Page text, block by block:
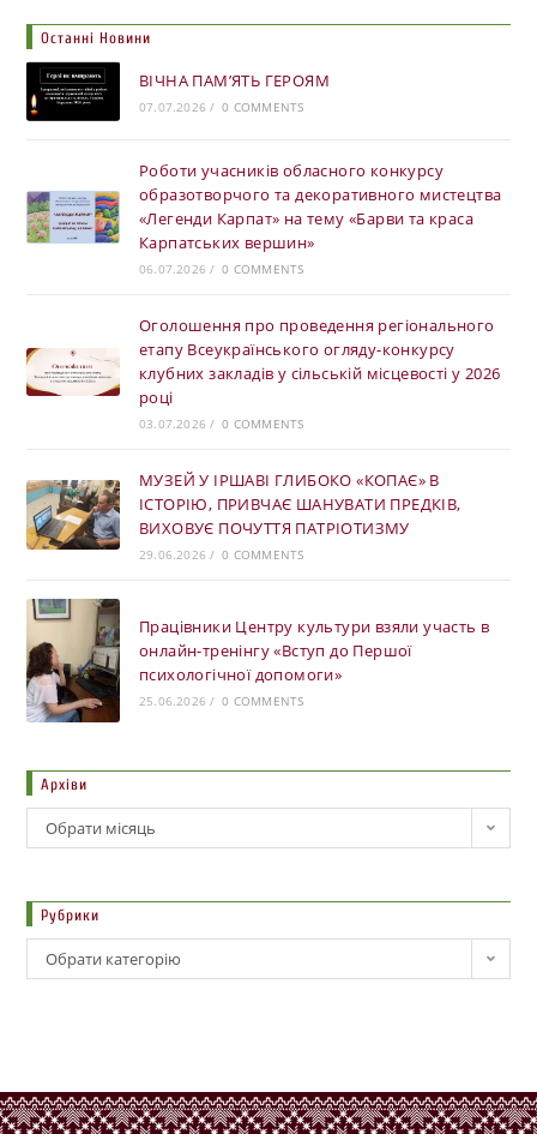
Останні Новини
ВІЧНА ПАМ’ЯТЬ ГЕРОЯМ
07.07.2026 / 0 COMMENTS
Роботи учасників обласного конкурсу
образотворчого та декоративного мистецтва
«Легенди Карпат» на тему «Барви та краса
Карпатських вершин»
06.07.2026 / 0 COMMENTS
Оголошення про проведення регіонального
етапу Всеукраїнського огляду-конкурсу
клубних закладів у сільській місцевості у 2026
році
03.07.2026 / 0 COMMENTS
МУЗЕЙ У ІРШАВІ ГЛИБОКО «КОПАЄ» В
ІСТОРІЮ, ПРИВЧАЄ ШАНУВАТИ ПРЕДКІВ,
ВИХОВУЄ ПОЧУТТЯ ПАТРІОТИЗМУ
29.06.2026 / 0 COMMENTS
Працівники Центру культури взяли участь в
онлайн-тренінгу «Вступ до Першої
психологічної допомоги»
25.06.2026 / 0 COMMENTS
Архіви
Обрати місяць
Рубрики
Обрати категорію